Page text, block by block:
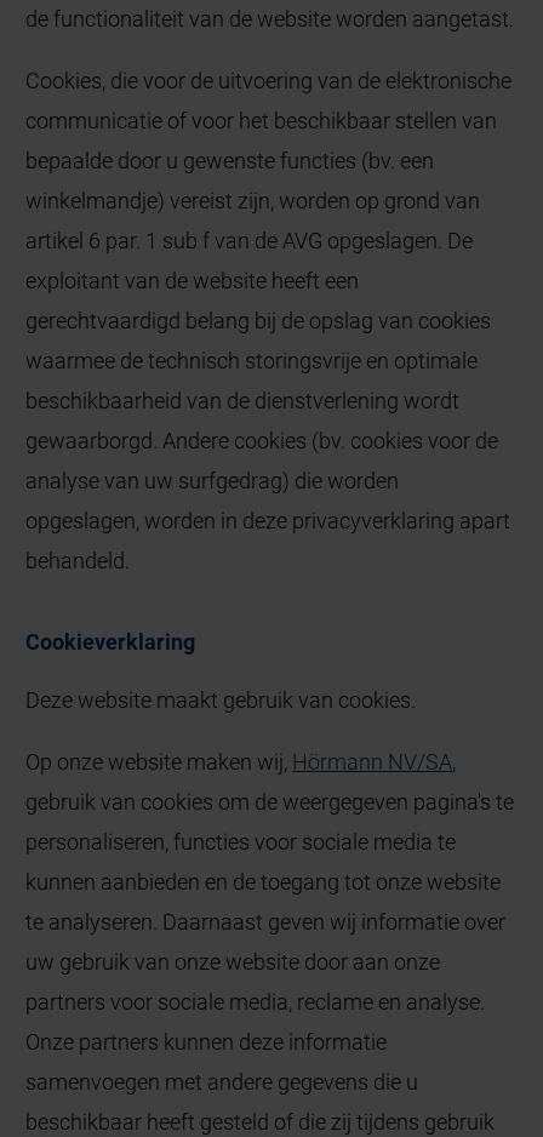
de functionaliteit van de website worden aangetast.
Cookies, die voor de uitvoering van de elektronische
communicatie of voor het beschikbaar stellen van
bepaalde door u gewenste functies (bv. een
winkelmandje) vereist zijn, worden op grond van
artikel 6 par. 1 sub f van de AVG opgeslagen. De
exploitant van de website heeft een
gerechtvaardigd belang bij de opslag van cookies
waarmee de technisch storingsvrije en optimale
beschikbaarheid van de dienstverlening wordt
gewaarborgd. Andere cookies (bv. cookies voor de
analyse van uw surfgedrag) die worden
opgeslagen, worden in deze privacyverklaring apart
behandeld.
Cookieverklaring
Deze website maakt gebruik van cookies.
Op onze website maken wij, Hörmann NV/SA,
gebruik van cookies om de weergegeven pagina's te
personaliseren, functies voor sociale media te
kunnen aanbieden en de toegang tot onze website
te analyseren. Daarnaast geven wij informatie over
uw gebruik van onze website door aan onze
partners voor sociale media, reclame en analyse.
Onze partners kunnen deze informatie
samenvoegen met andere gegevens die u
beschikbaar heeft gesteld of die zij tijdens gebruik